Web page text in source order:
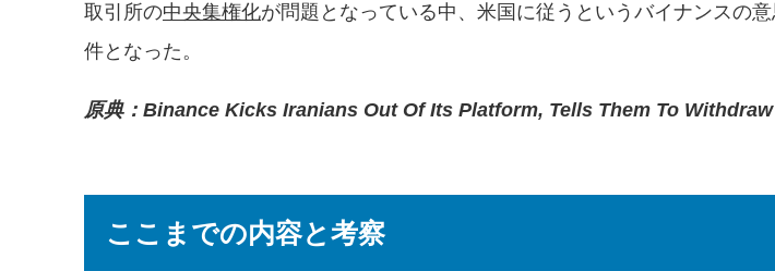
取引所の中央集権化が問題となっている中、米国に従うというバイナンスの
件となった。
原典：Binance Kicks Iranians Out Of Its Platform, Tells Them To
ここまでの内容と考察